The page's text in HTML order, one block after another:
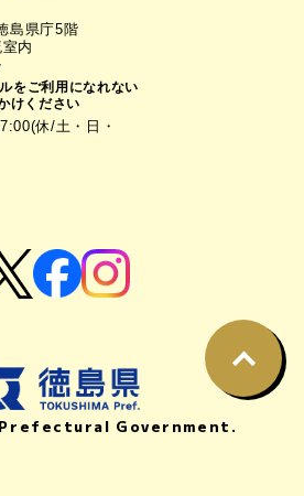
島県庁5階
内
をご利用になれない
けください
休/土・日・
Government.